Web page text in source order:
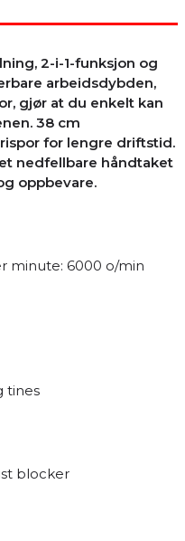
2-i-1-funksjon og
arbeidsdybden,
gjør at du enkelt kan
38 cm
for lengre driftstid.
nedfellbare håndtaket
oppbevare.
minute: 6000 o/min
tines
blocker